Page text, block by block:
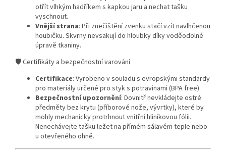
otřít vlhkým hadříkem s kapkou jaru a nechat tašku
vyschnout.
Vnější strana: Při znečištění zvenku stačí vzít navlhčenou
houbičku. Skvrny nevsakují do hloubky díky voděodolné
úpravě tkaniny.
🛡️ Certifikáty a bezpečnostní varování
Certifikace: Vyrobeno v souladu s evropskými standardy
pro materiály určené pro styk s potravinami (BPA free).
Bezpečnostní upozornění: Dovnitř nevkládejte ostré
předměty bez krytu (příborové nože, vývrtky), které by
mohly mechanicky protrhnout vnitřní hliníkovou fólii.
Nenechávejte tašku ležet na přímém sálavém teple nebo
u otevřeného ohně.